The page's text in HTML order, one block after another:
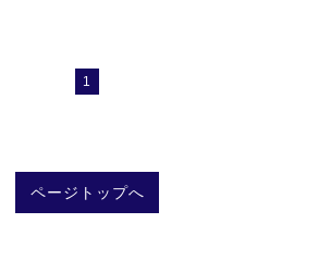
1
ページトップへ